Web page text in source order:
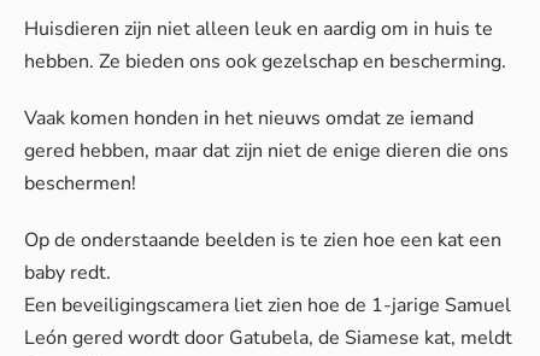
Huisdieren zijn niet alleen leuk en aardig om in huis te
hebben. Ze bieden ons ook gezelschap en bescherming.
Vaak komen honden in het nieuws omdat ze iemand
gered hebben, maar dat zijn niet de enige dieren die ons
beschermen!
Op de onderstaande beelden is te zien hoe een kat een
baby redt.
Een beveiligingscamera liet zien hoe de 1-jarige Samuel
León gered wordt door Gatubela, de Siamese kat, meldt